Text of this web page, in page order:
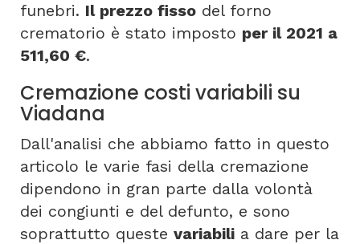
funebri. Il prezzo fisso del forno
crematorio è stato imposto per il 2021 a
511,60 €.
Cremazione costi variabili su
Viadana
Dall'analisi che abbiamo fatto in questo
articolo le varie fasi della cremazione
dipendono in gran parte dalla volontà
dei congiunti e del defunto, e sono
soprattutto queste variabili a dare per la